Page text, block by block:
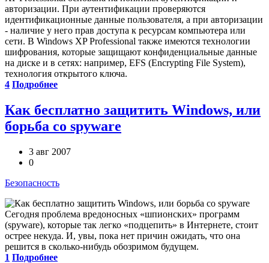
авторизации. При аутентификации проверяются
идентификационные данные пользователя, а при авторизации
- наличие у него прав доступа к ресурсам компьютера или
сети. В Windows XP Professional также имеются технологии
шифрования, которые защищают конфиденциальные данные
на диске и в сетях: например, EFS (Encrypting File System),
технология открытого ключа.
4 Подробнее
Как бесплатно защитить Windows, или
борьба со spyware
3 авг 2007
0
Безопасность
Сегодня проблема вредоносных «шпионских» программ
(spyware), которые так легко «подцепить» в Интернете, стоит
острее некуда. И, увы, пока нет причин ожидать, что она
решится в сколько-нибудь обозримом будущем.
1 Подробнее